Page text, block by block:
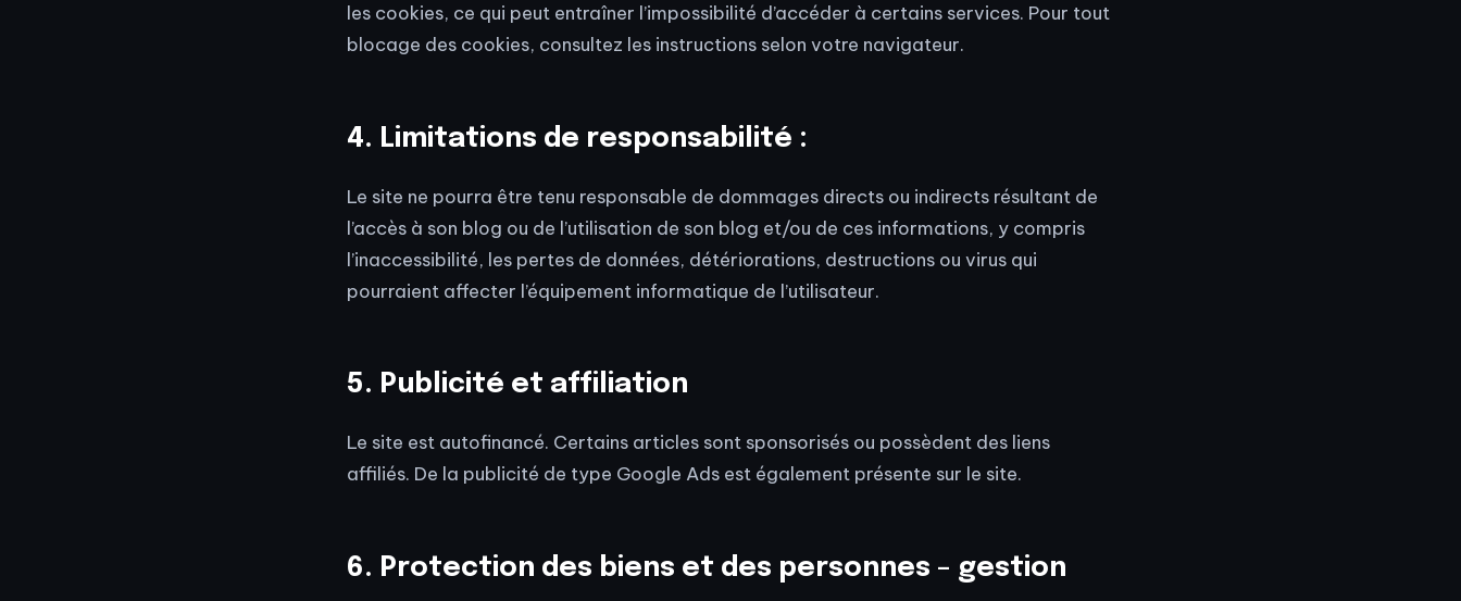
les cookies, ce qui peut entraîner l’impossibilité d’accéder à certains services. Pour tout
blocage des cookies, consultez les instructions selon votre navigateur.
4. Limitations de responsabilité :
Le site ne pourra être tenu responsable de dommages directs ou indirects résultant de
l’accès à son blog ou de l’utilisation de son blog et/ou de ces informations, y compris
l’inaccessibilité, les pertes de données, détériorations, destructions ou virus qui
pourraient affecter l’équipement informatique de l’utilisateur.
5. Publicité et affiliation
Le site est autofinancé. Certains articles sont sponsorisés ou possèdent des liens
affiliés. De la publicité de type Google Ads est également présente sur le site.
6. Protection des biens et des personnes – gestion